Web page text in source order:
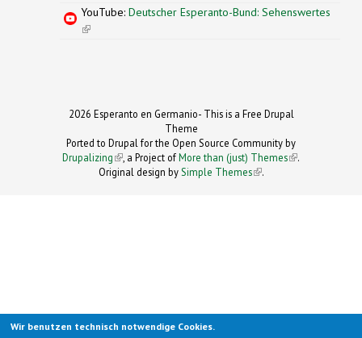
YouTube: Deutscher Esperanto-Bund: Sehenswertes
(link is external)
2026 Esperanto en Germanio- This is a Free Drupal
Theme
Ported to Drupal for the Open Source Community by
Drupalizing(link is external)
, a Project ofMore than (just) Themes (link is
.
Original design by Simple Themes
(link is
.
Wir benutzen technisch notwendige Cookies.